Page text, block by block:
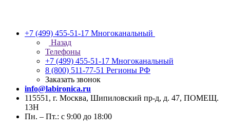
+7 (499) 455-51-17 Многоканальный
Назад
Телефоны
+7 (499) 455-51-17 Многоканальный
8 (800) 511-77-51 Регионы РФ
Заказать звонок
info@labironica.ru
115551, г. Москва, Шипиловский пр-д, д. 47, ПОМЕЩ.
13Н
Пн. – Пт.: с 9:00 до 18:00